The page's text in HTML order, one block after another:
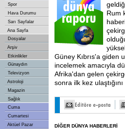
Spor
Hava Durumu
Sarı Sayfalar
Ana Sayfa
Dosyalar
Arşiv
Etkinlikler
Günaydın
Televizyon
Astroloji
Magazin
Sağlık
Cuma
Cumartesi
Aktüel Pazar
Rum
Güney Kıbrıs'a giden
incelemek amacıyla
Afrika'dan gelen
sonra ilk kez ulaştığını
DİĞER DÜNYA HABERLERİ